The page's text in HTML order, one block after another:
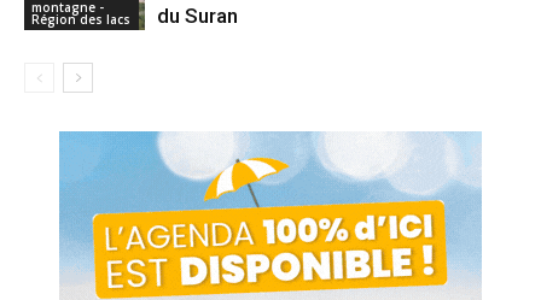
montagne -
Région des lacs
du Suran